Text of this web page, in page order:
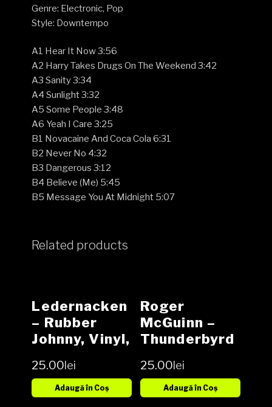
Genre: Electronic, Pop
Style: Downtempo
A1 Hear It Now 3:56
A2 Harry Takes Drugs On The Weekend 3:42
A3 Sanity 3:34
A4 Sunlight 3:32
A5 Some People 3:48
A6 Yeah I Care 3:25
B1 Novacaine And Coca Cola 6:31
B2 Never No 4:32
B3 Dangerous 3:12
B4 Believe (Me) 5:45
B5 Message You At Midnight 5:07
Related products
Ledernacken
– Rubber
Johnny, Vinyl,
Limited
Edition,
25.00lei
Adaugă în Coș
Roger
McGuinn ‎–
Thunderbyrd
25.00lei
Adaugă în Coș